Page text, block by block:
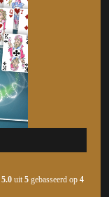
5.0 uit 5 gebasseerd op 4